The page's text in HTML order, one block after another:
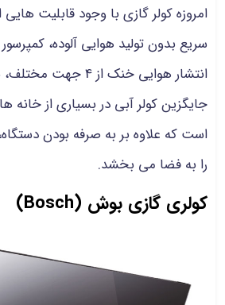
امروزه کولر گازی با وجود قابلیت
سریع بدون تولید هوایی آلوده،
انتشار هوایی خنک از
جایگزین کولر آبی در بسیاری از خانه
است که علاوه بر به صرفه بودن
را به فضا می بخشد.
کولری گازی بوش (Bosch)